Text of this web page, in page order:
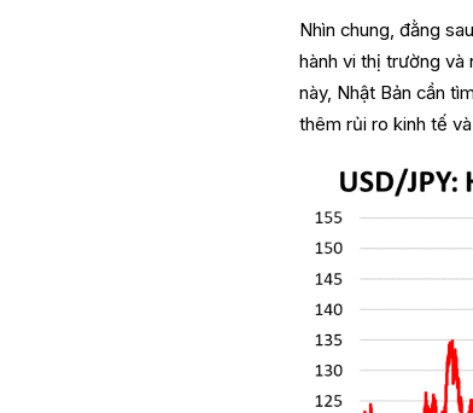
Nhìn chung, đằng
hành vi thị trường
này, Nhật Bản cần
thêm rủi ro kinh tế